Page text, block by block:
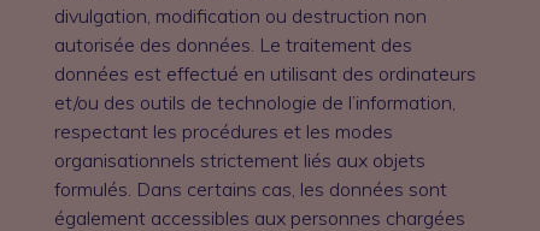
divulgation, modification ou destruction non
autorisée des données. Le traitement des
données est effectué en utilisant des ordinateurs
et/ou des outils de technologie de l’information,
respectant les procédures et les modes
organisationnels strictement liés aux objets
formulés. Dans certains cas, les données sont
également accessibles aux personnes chargées